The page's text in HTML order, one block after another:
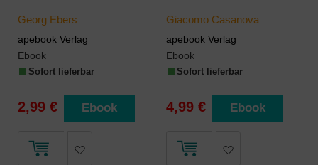
Georg Ebers
apebook Verlag
Ebook
Sofort lieferbar
2,99 € Ebook
Giacomo Casanova
apebook Verlag
Ebook
Sofort lieferbar
4,99 € Ebook